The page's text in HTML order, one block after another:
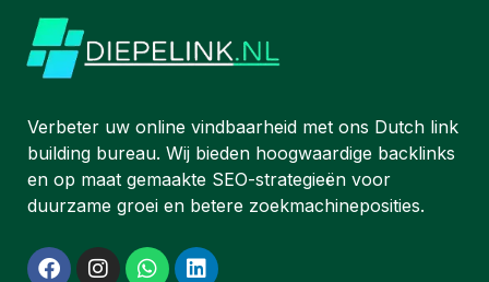
Verbeter uw online vindbaarheid met ons Dutch link
building bureau. Wij bieden hoogwaardige backlinks
en op maat gemaakte SEO-strategieën voor
duurzame groei en betere zoekmachineposities.